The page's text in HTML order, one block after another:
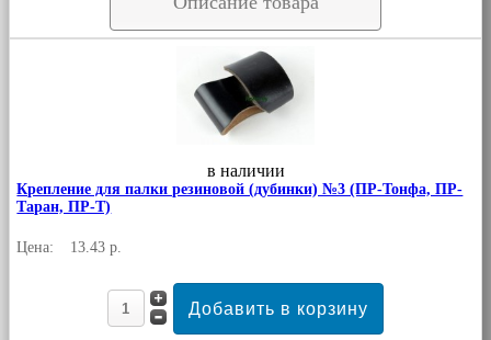
в наличии
Крепление для палки резиновой (дубинки) №3 (ПР-Тонфа, ПР-
Таран, ПР-Т)
Цена: 13.43 р.